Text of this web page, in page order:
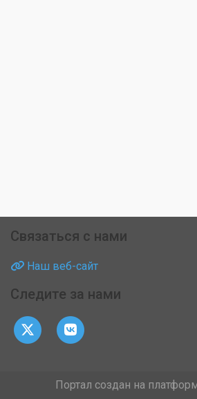
Связаться с нами
Наш веб-сайт
Следите за нами
Портал создан на